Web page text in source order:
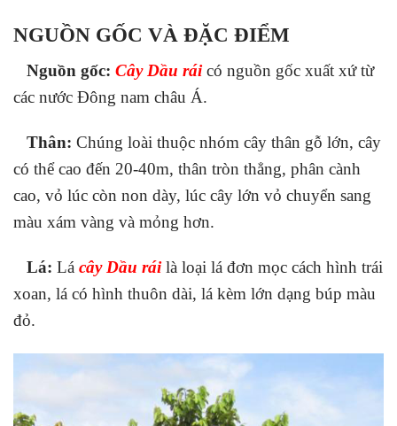
NGUỒN GỐC VÀ ĐẶC ĐIỂM
Nguồn gốc: Cây Dầu rái có nguồn gốc xuất xứ từ
các nước Đông nam châu Á.
Thân: Chúng loài thuộc nhóm cây thân gỗ lớn, cây
có thể cao đến 20-40m, thân tròn thẳng, phân cành
cao, vỏ lúc còn non dày, lúc cây lớn vỏ chuyển sang
màu xám vàng và mỏng hơn.
Lá: Lá cây Dầu ráilà loại lá đơn mọc cách hình trái
xoan, lá có hình thuôn dài, lá kèm lớn dạng búp màu
đỏ.